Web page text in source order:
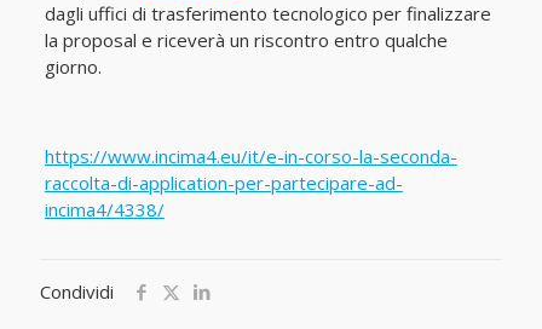
dagli uffici di trasferimento tecnologico per finalizzare
la proposal e riceverà un riscontro entro qualche
giorno.
https://www.incima4.eu/it/e-in-corso-la-seconda-
raccolta-di-application-per-partecipare-ad-
incima4/4338/
Condividi